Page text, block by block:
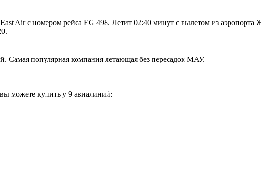
Air с номером рейса EG 498. Летит 02:40 минут с вылетом из
Самая популярная компания летающая без пересадок МАУ.
можете купить у 9 авиалиний: